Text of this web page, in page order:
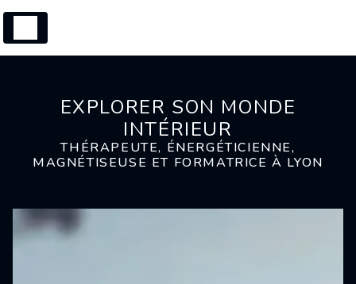
EXPLORER SON MONDE
INTÉRIEUR
THÉRAPEUTE, ÉNERGÉTICIENNE,
MAGNÉTISEUSE ET FORMATRICE À LYON
Panneau de gestion des cookies